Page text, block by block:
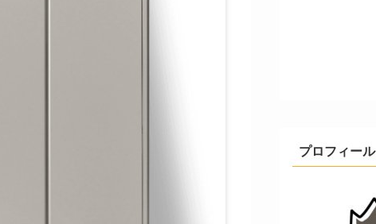
プロフィール